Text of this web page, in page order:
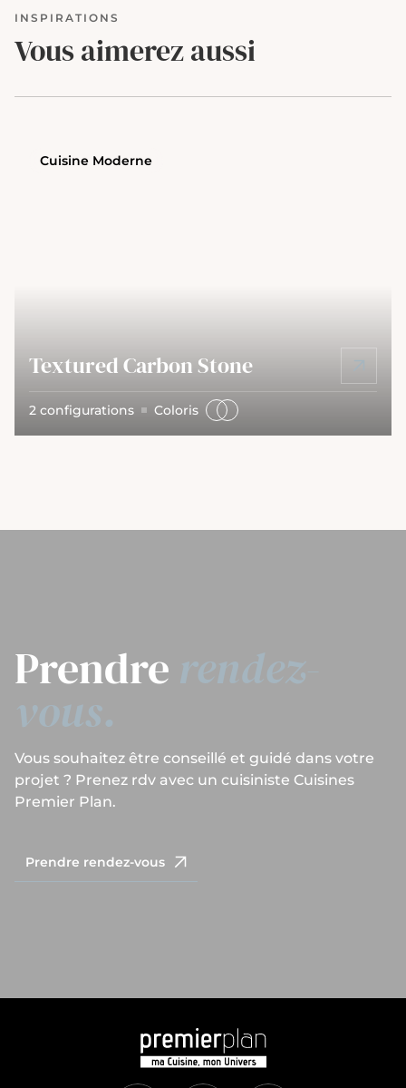
INSPIRATIONS
Vous aimerez aussi
Cuisine Moderne
Textured Carbon Stone
2 configurations Coloris
Prendrerendez-
vous.
Vous souhaitez être conseillé et guidé dans votre
projet ? Prenez rdv avec un cuisiniste Cuisines
Premier Plan.
Prendre rendez-vous